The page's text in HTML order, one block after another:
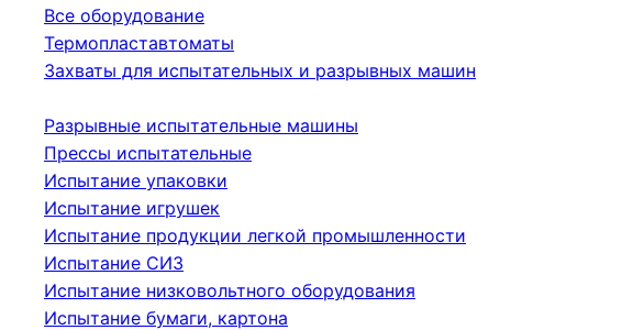
Все оборудование
Термопластавтоматы
Захваты для испытательных и разрывных машин
Разрывные испытательные машины
Прессы испытательные
Испытание упаковки
Испытание игрушек
Испытание продукции легкой промышленности
Испытание СИЗ
Испытание низковольтного оборудования
Испытание бумаги, картона